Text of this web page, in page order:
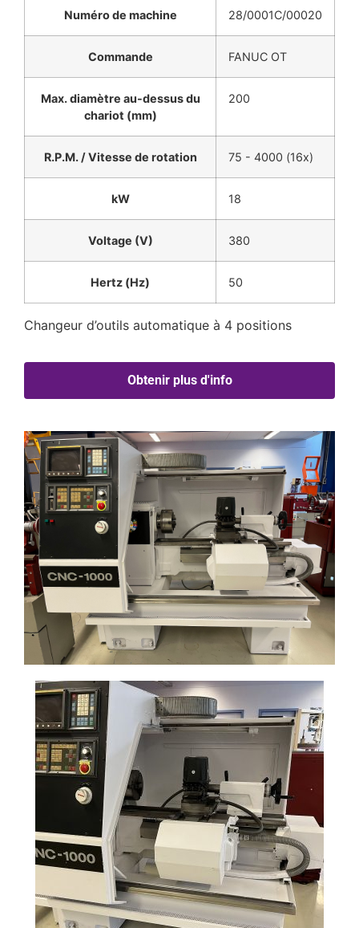
Numéro de machine 28/0001C/00020
Commande FANUC OT
Max. diamètre au-dessus du
chariot (mm)
200
R.P.M. / Vitesse de rotation 75 - 4000 (16x)
kW 18
Voltage (V) 380
Hertz (Hz) 50
Changeur d’outils automatique à 4 positions
Obtenir plus d'info